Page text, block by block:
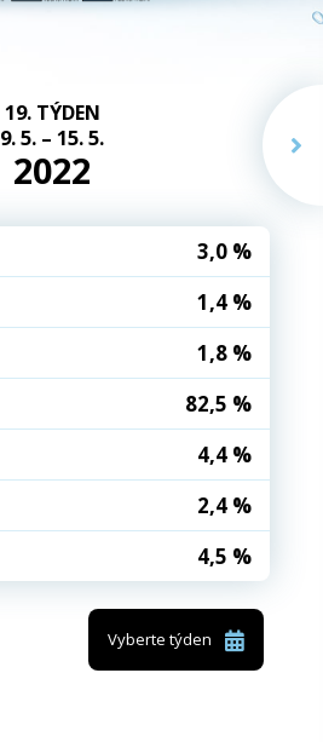
19. TÝDEN
9. 5. – 15. 5.
2022
3,0 %
1,4 %
1,8 %
82,5 %
4,4 %
2,4 %
4,5 %
Vyberte týden